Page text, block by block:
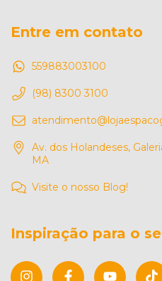
Entre em contato
559883003100
(98) 8300 3100
Av. dos Holandeses,
MA
Visite o nosso Blog!
Inspiração para o